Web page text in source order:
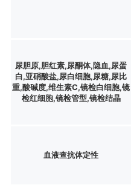
尿胆原,胆红素,尿酮体,隐血,尿蛋
白,亚硝酸盐,尿白细胞,尿糖,尿比
重,酸碱度,维生素C,镜检白细胞,镜
检红细胞,镜检管型,镜检结晶
血液查抗体定性